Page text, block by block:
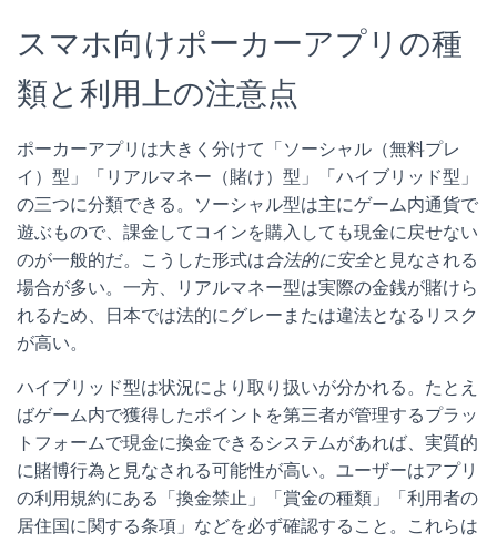
スマホ向けポーカーアプリの種
類と利用上の注意点
ポーカーアプリは大きく分けて「ソーシャル（無料プレ
イ）型」「リアルマネー（賭け）型」「ハイブリッド型」
の三つに分類できる。ソーシャル型は主にゲーム内通貨で
遊ぶもので、課金してコインを購入しても現金に戻せない
のが一般的だ。こうした形式は合法的に安全と見なされる
場合が多い。一方、リアルマネー型は実際の金銭が賭けら
れるため、日本では法的にグレーまたは違法となるリスク
が高い。
ハイブリッド型は状況により取り扱いが分かれる。たとえ
ばゲーム内で獲得したポイントを第三者が管理するプラッ
トフォームで現金に換金できるシステムがあれば、実質的
に賭博行為と見なされる可能性が高い。ユーザーはアプリ
の利用規約にある「換金禁止」「賞金の種類」「利用者の
居住国に関する条項」などを必ず確認すること。これらは